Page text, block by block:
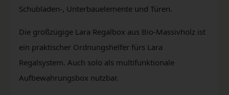
Schubladen-, Unterbauelemente und Türen.
Die großzügige Lara Regalbox aus Bio-Massivholz ist
ein praktischer Ordnungshelfer fürs Lara
Regalsystem. Auch solo als multifunktionale
Aufbewahrungsbox nutzbar.